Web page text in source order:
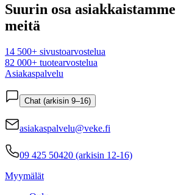
Suurin osa asiakkaistamme
meitä
14 500+ sivustoarvostelua
82 000+ tuotearvostelua
Asiakaspalvelu
Chat (arkisin 9–16)
asiakaspalvelu@veke.fi
09 425 50420 (arkisin 12-16)
Myymälät